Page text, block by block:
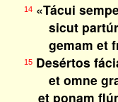
14«Tácui
sicut
gemam et
15Desértos
et omne
et ponam